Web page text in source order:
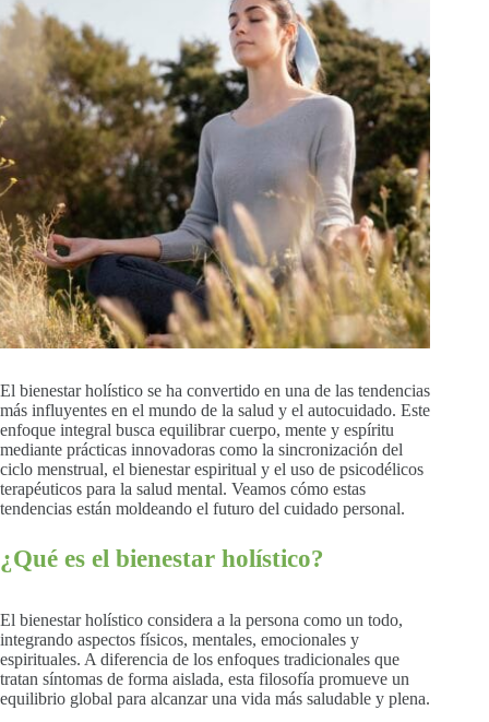
El bienestar holístico se ha convertido en una de las tendencias
más influyentes en el mundo de la salud y el autocuidado. Este
enfoque integral busca equilibrar cuerpo, mente y espíritu
mediante prácticas innovadoras como la sincronización del
ciclo menstrual, el bienestar espiritual y el uso de psicodélicos
terapéuticos para la salud mental. Veamos cómo estas
tendencias están moldeando el futuro del cuidado personal.
¿Qué es el bienestar holístico?
El bienestar holístico considera a la persona como un todo,
integrando aspectos físicos, mentales, emocionales y
espirituales. A diferencia de los enfoques tradicionales que
tratan síntomas de forma aislada, esta filosofía promueve un
equilibrio global para alcanzar una vida más saludable y plena.